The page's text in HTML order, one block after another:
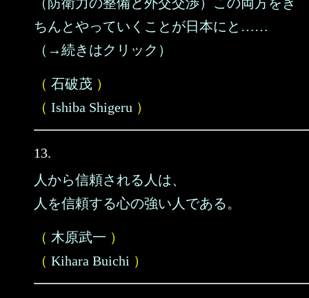
ちんとやっていくことが日本にと……
（→続きはクリック）
（ 石破茂 ）
（ Ishiba Shigeru ）
13.
人から信頼される人は、
人を信頼する心の強い人である。
（ 木原武一 ）
（ Kihara Buichi ）